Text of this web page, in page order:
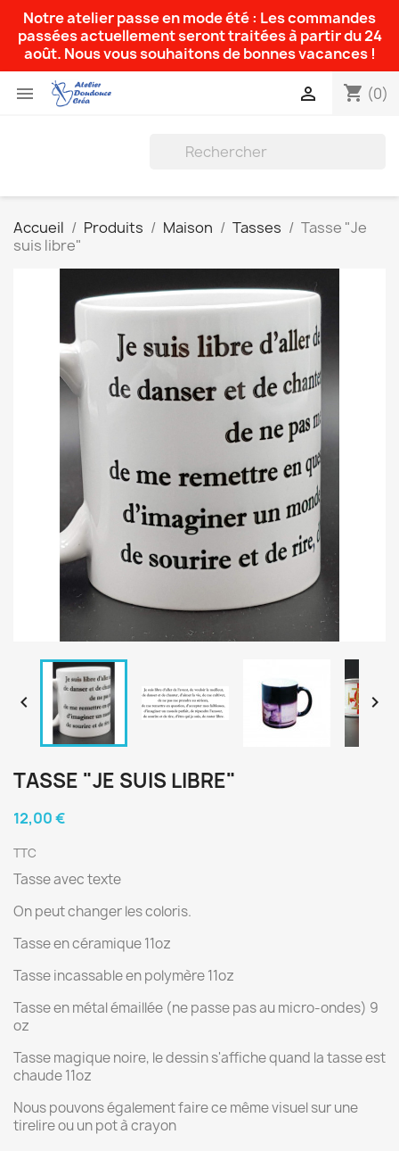
Notre atelier passe en mode été : Les commandes
passées actuellement seront traitées à partir du 24
août. Nous vous souhaitons de bonnes vacances !
 shopping_cart (0)

Accueil Produits Maison Tasses
Tasse "Je
suis libre"
 
TASSE "JE SUIS LIBRE"
12,00 €
TTC
Tasse avec texte
On peut changer les coloris.
Tasse en céramique 11oz
Tasse incassable en polymère 11oz
Tasse en métal émaillée (ne passe pas au micro-ondes) 9
oz
Tasse magique noire, le dessin s'affiche quand la tasse est
chaude 11oz
Nous pouvons également faire ce même visuel sur une
tirelire ou un pot à crayon